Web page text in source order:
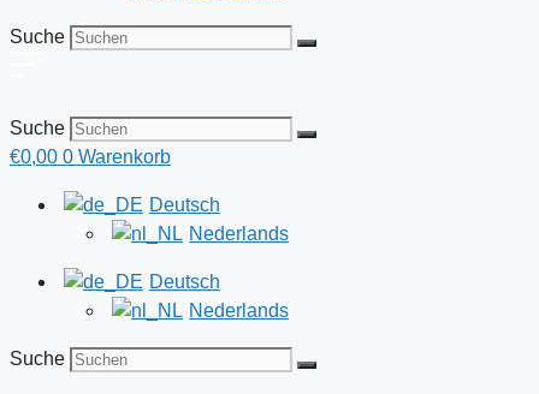
Suche
Suche
€0,00 0 Warenkorb
Deutsch
Nederlands
Deutsch
Nederlands
Suche